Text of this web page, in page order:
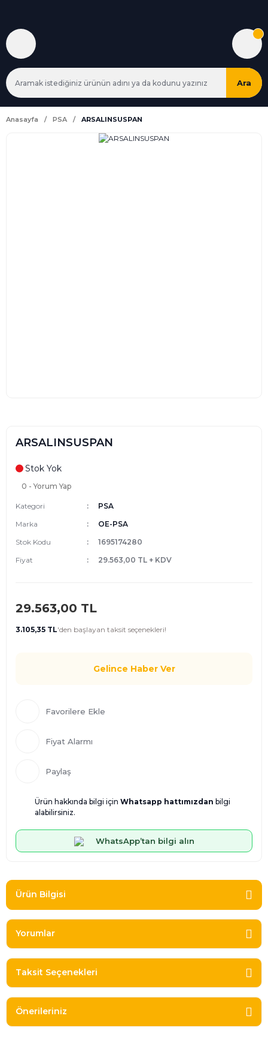
Ara
Anasayfa PSA ARSALINSUSPAN
ARSALINSUSPAN
Stok Yok
0 - Yorum Yap
Kategori
PSA
Marka
OE-PSA
Stok Kodu
1695174280
Fiyat
29.563,00 TL + KDV
29.563,00 TL
3.105,35 TL'den başlayan taksit seçenekleri!
Gelince Haber Ver
Fiyat Alarmı
Paylaş
Ürün hakkında bilgi için Whatsapp hattımızdan bilgi
alabilirsiniz.
WhatsApp’tan bilgi alın
Ürün Bilgisi
Yorumlar
Taksit Seçenekleri
Önerileriniz